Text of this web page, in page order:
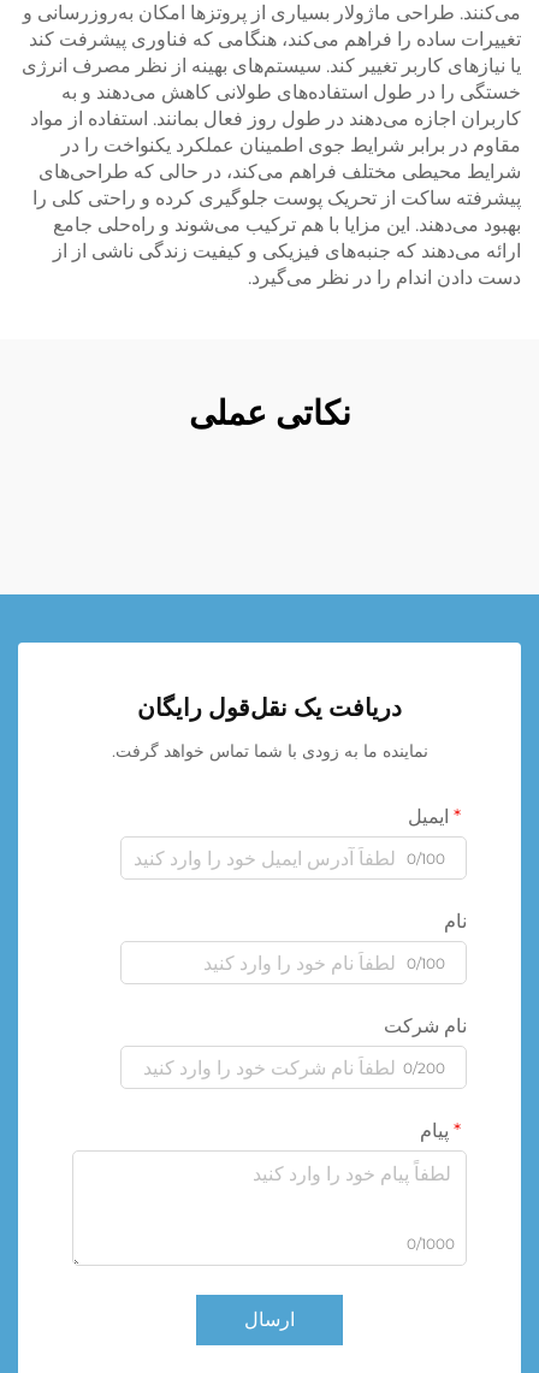
می‌کنند. طراحی ماژولار بسیاری از پروتزها امکان به‌روزرسانی و
تغییرات ساده را فراهم می‌کند، هنگامی که فناوری پیشرفت کند
یا نیازهای کاربر تغییر کند. سیستم‌های بهینه از نظر مصرف انرژی
خستگی را در طول استفاده‌های طولانی کاهش می‌دهند و به
کاربران اجازه می‌دهند در طول روز فعال بمانند. استفاده از مواد
مقاوم در برابر شرایط جوی اطمینان عملکرد یکنواخت را در
شرایط محیطی مختلف فراهم می‌کند، در حالی که طراحی‌های
پیشرفته ساکت از تحریک پوست جلوگیری کرده و راحتی کلی را
بهبود می‌دهند. این مزایا با هم ترکیب می‌شوند و راه‌حلی جامع
ارائه می‌دهند که جنبه‌های فیزیکی و کیفیت زندگی ناشی از از
دست دادن اندام را در نظر می‌گیرد.
نکاتی عملی
دریافت یک نقل‌قول رایگان
نماینده ما به زودی با شما تماس خواهد گرفت.
ایمیل
0/100
نام
0/100
نام شرکت
0/200
پیام
0/1000
ارسال